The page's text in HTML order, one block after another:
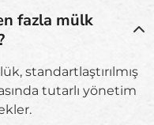
fazla mülk
standartlaştırılmış
tutarlı yönetim